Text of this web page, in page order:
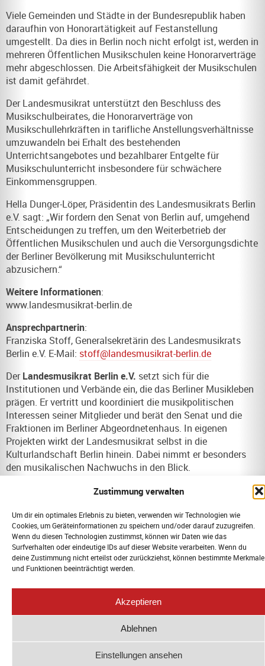
Zustimmung verwalten
Um dir ein optimales Erlebnis zu bieten, verwenden wir Technologien wie
Cookies, um Geräteinformationen zu speichern und/oder darauf zuzugreifen.
Wenn du diesen Technologien zustimmst, können wir Daten wie das
Surfverhalten oder eindeutige IDs auf dieser Website verarbeiten. Wenn du
deine Zustimmung nicht erteilst oder zurückziehst, können bestimmte Merkmale
und Funktionen beeinträchtigt werden.
Akzeptieren
Ablehnen
Einstellungen ansehen
Viele Gemeinden und Städte in der Bundesrepublik haben
daraufhin von Honorartätigkeit auf Festanstellung
umgestellt. Da dies in Berlin noch nicht erfolgt ist, werden in
mehreren Öffentlichen Musikschulen keine Honorarverträge
mehr abgeschlossen. Die Arbeitsfähigkeit der Musikschulen
ist damit gefährdet.
Der Landesmusikrat unterstützt den Beschluss des
Musikschulbeirates, die Honorarverträge von
Musikschullehrkräften in tarifliche Anstellungsverhältnisse
umzuwandeln bei Erhalt des bestehenden
Unterrichtsangebotes und bezahlbarer Entgelte für
Musikschulunterricht insbesondere für schwächere
Einkommensgruppen.
Hella Dunger-Löper, Präsidentin des Landesmusikrats Berlin
e.V. sagt: „Wir fordern den Senat von Berlin auf, umgehend
Entscheidungen zu treffen, um den Weiterbetrieb der
Öffentlichen Musikschulen und auch die Versorgungsdichte
der Berliner Bevölkerung mit Musikschulunterricht
abzusichern.“
Weitere Informationen:
www.landesmusikrat-berlin.de
Ansprechpartnerin:
Franziska Stoff, Generalsekretärin des Landesmusikrats
Berlin e.V. E-Mail: stoff@landesmusikrat-berlin.de
DerLandesmusikrat Berlin e.V. setzt sich für die
Institutionen und Verbände ein, die das Berliner Musikleben
prägen. Er vertritt und koordiniert die musikpolitischen
Interessen seiner Mitglieder und berät den Senat und die
Fraktionen im Berliner Abgeordnetenhaus. In eigenen
Projekten wirkt der Landesmusikrat selbst in die
Kulturlandschaft Berlin hinein. Dabei nimmt er besonders
den musikalischen Nachwuchs in den Blick.
https://www.landesmusikrat-berlin.de
VORIGER
Berliner Resonanzen Ausgabe vom 11. April 2024
NÄCHSTER
© 2026 Landesmusikrat Berlin. Alle
Rechte vorbehalten. |Impressum &
Datenschutz|WebMail